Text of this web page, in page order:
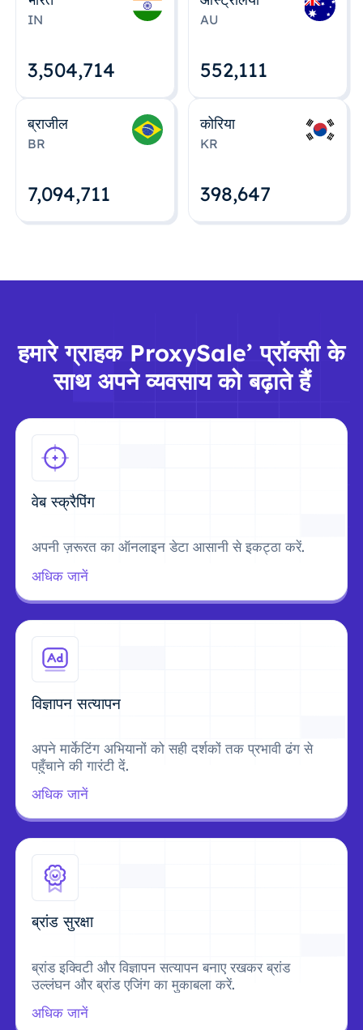
IN
3,504,715
AU
552,112
ब्राजील
BR
7,094,712
कोरिया
KR
398,648
हमारे ग्राहक ProxySale’ प्रॉक्सी के
साथ अपने व्यवसाय को बढ़ाते हैं
वेब स्क्रैपिंग
अपनी ज़रूरत का ऑनलाइन डेटा आसानी से इकट्ठा करें.
अधिक जानें
विज्ञापन सत्यापन
अपने मार्केटिंग अभियानों को सही दर्शकों तक प्रभावी ढंग से
पहुँचाने की गारंटी दें.
अधिक जानें
ब्रांड सुरक्षा
ब्रांड इक्विटी और विज्ञापन सत्यापन बनाए रखकर ब्रांड
उल्लंघन और ब्रांड एजिंग का मुकाबला करें.
अधिक जानें